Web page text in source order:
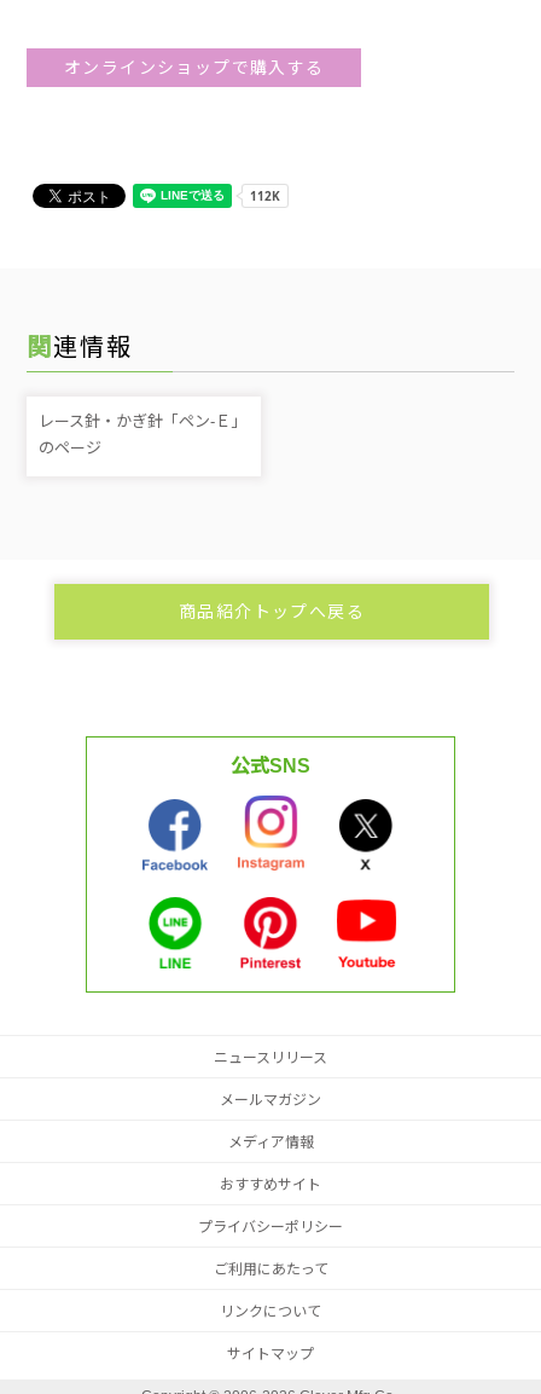
オンラインショップで購入する
関連情報
レース針・かぎ針「ペン-Ｅ」
のページ
商品紹介トップへ戻る
公式SNS
ニュースリリース
メールマガジン
メディア情報
おすすめサイト
プライバシーポリシー
ご利用にあたって
リンクについて
サイトマップ